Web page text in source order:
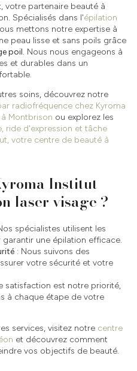
, votre partenaire beauté à
Spécialisés dans l'épilation
mettons notre expertise à
peau lisse et sans poils grâce
poil. Nous nous engageons à
et durables dans un
soins, découvrez notre
radiofréquence chez Kyroma
Montbrison ou explorez les
ride d'expression et tâche
votre centre de beauté à
Institut
laser visage ?
spécialistes utilisent les
une épilation efficace.
: Nous suivons des
votre sécurité et votre
satisfaction est notre priorité,
à chaque étape de votre
services, visitez notre centre
et découvrez comment
vos objectifs de beauté.